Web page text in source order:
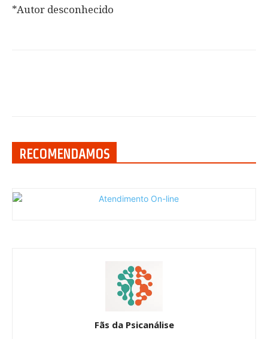
*Autor desconhecido
RECOMENDAMOS
Fãs da Psicanálise